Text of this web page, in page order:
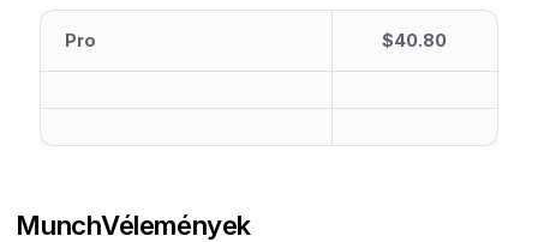
Pro $40.80
MunchVélemények